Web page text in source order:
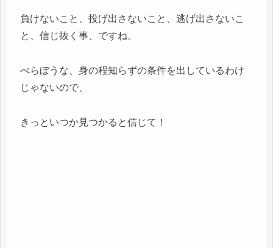
負けないこと、投げ出さないこと、逃げ出さないこ
と、信じ抜く事、ですね。
べらぼうな、身の程知らずの条件を出しているわけ
じゃないので、
きっといつか見つかると信じて！